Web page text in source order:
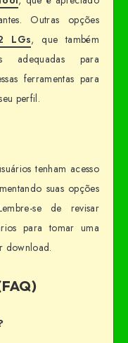
Outras opções
LGs, que também
adequadas para
ferramentas para
perfil.
tenham acesso
suas opções
se de revisar
para tomar uma
download.